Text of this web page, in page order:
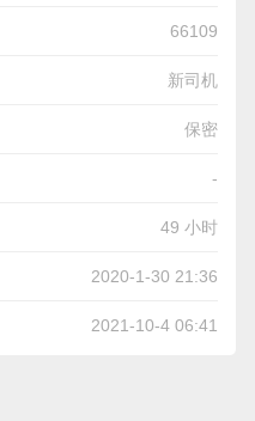
66109
新司机
保密
-
49 小时
2020-1-30 21:36
2021-10-4 06:41